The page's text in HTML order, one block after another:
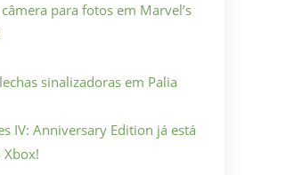
para fotos em Marvel’s
sinalizadoras em Palia
IV: Anniversary Edition já está